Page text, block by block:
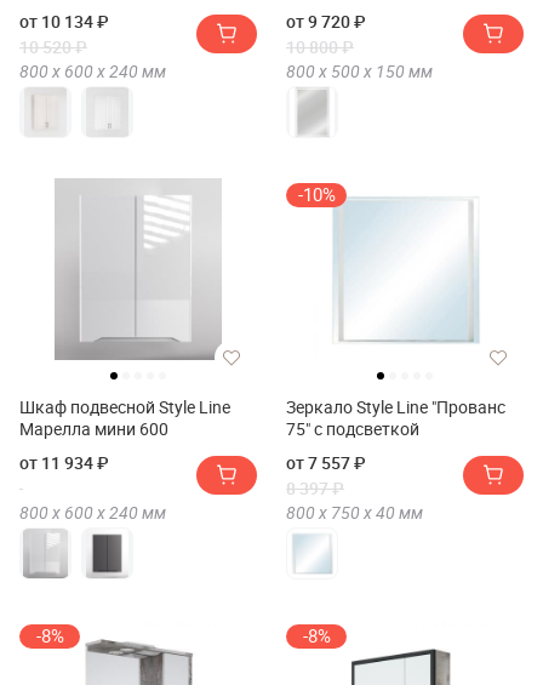
от 10 134 ₽
10 520 ₽
800 х 600 х 240 мм
от 9 720 ₽
10 800 ₽
800 х 500 х 150 мм
Шкаф подвесной Style Line
Марелла мини 600
от 11 934 ₽
800 х 600 х 240 мм
-10%
Зеркало Style Line "Прованс
75" с подсветкой
от 7 557 ₽
8 397 ₽
800 х 750 х40 мм
-8% -8%